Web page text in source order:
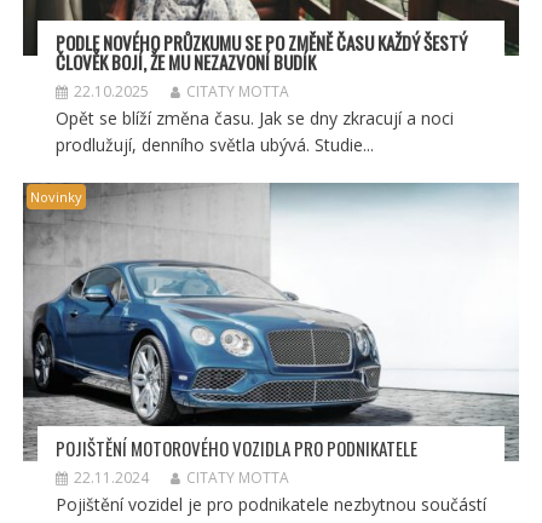
PODLE NOVÉHO PRŮZKUMU SE PO ZMĚNĚ ČASU KAŽDÝ ŠESTÝ
ČLOVĚK BOJÍ, ŽE MU NEZAZVONÍ BUDÍK
22.10.2025 CITATY MOTTA
Opět se blíží změna času. Jak se dny zkracují a noci
prodlužují, denního světla ubývá. Studie...
Novinky
POJIŠTĚNÍ MOTOROVÉHO VOZIDLA PRO PODNIKATELE
22.11.2024 CITATY MOTTA
Pojištění vozidel je pro podnikatele nezbytnou součástí